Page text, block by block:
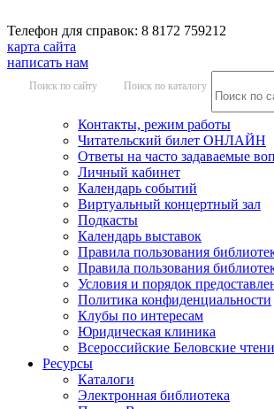
Телефон для справок: 8 8172 759212
карта сайта
написать нам
Поиск по сайту Поиск по каталогу
Контакты, режим работы
Читательский билет ОНЛАЙН
Ответы на часто задаваемые
Личный кабинет
Календарь событий
Виртуальный концертный зал
Подкасты
Календарь выставок
Правила пользования
Правила пользования
Условия и порядок
Политика конфиденциальности
Клубы по интересам
Юридическая клиника
Всероссийские Беловские
Ресурсы
Каталоги
Электронная библиотека